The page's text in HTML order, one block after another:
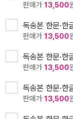
판매가 13,500
독송본 한문·
판매가 13,500
독송본 한문·
판매가 13,500
독송본 한문·
판매가 13,500